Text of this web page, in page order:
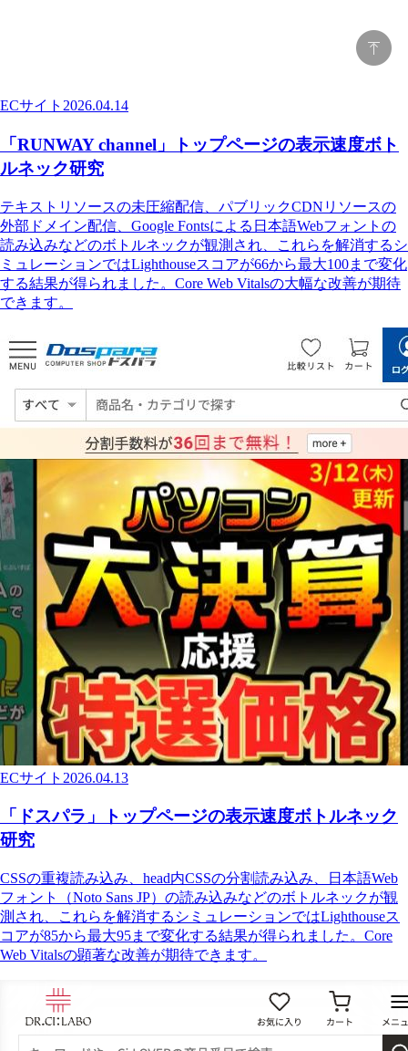
ECサイト 2026.04.14
「RUNWAY channel」トップページの表示速度ボト
ルネック研究
テキストリソースの未圧縮配信、パブリックCDNリソースの
外部ドメイン配信、Google Fontsによる日本語Webフォントの
読み込みなどのボトルネックが観測され、これらを解消するシ
ミュレーションではLighthouseスコアが66から最大100まで変化
する結果が得られました。Core Web Vitalsの大幅な改善が期待
できます。
ECサイト 2026.04.13
「ドスパラ」トップページの表示速度ボトルネック
研究
CSSの重複読み込み、head内CSSの分割読み込み、日本語Web
フォント（Noto Sans JP）の読み込みなどのボトルネックが観
測され、これらを解消するシミュレーションではLighthouseス
コアが85から最大95まで変化する結果が得られました。Core
Web Vitalsの顕著な改善が期待できます。